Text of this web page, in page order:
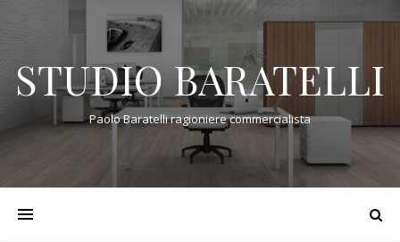
STUDIO BARATELLI
Paolo Baratelli ragioniere commercialista